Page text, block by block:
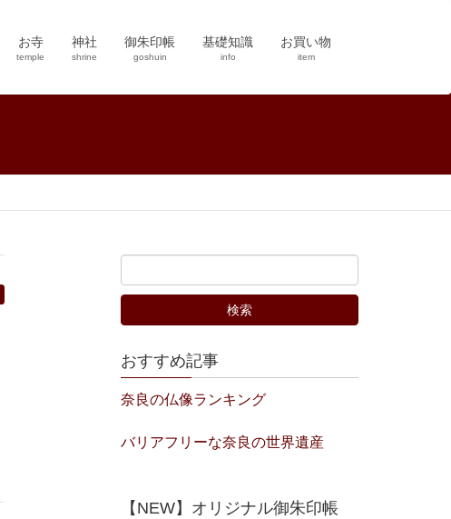
お寺
temple
神社
shrine
御朱印帳
goshuin
基礎知識
info
お買い物
item
おすすめ記事
奈良の仏像ランキング
バリアフリーな奈良の世界遺産
【NEW】オリジナル御朱印帳